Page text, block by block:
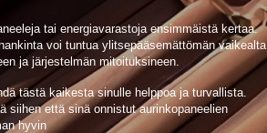
tai energiavarastoja ensimmäistä kertaa.
voi tuntua ylitsepääsemättömän vaikealta
ja järjestelmän mitoituksineen.
tästä kaikesta sinulle helppoa ja turvallista.
siihen että sinä onnistut aurinkopaneelien
hyvin